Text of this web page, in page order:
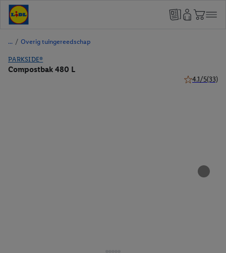
/ Overig tuingereedschap
PARKSIDE®
Compostbak 480 L
4.1/5(33)